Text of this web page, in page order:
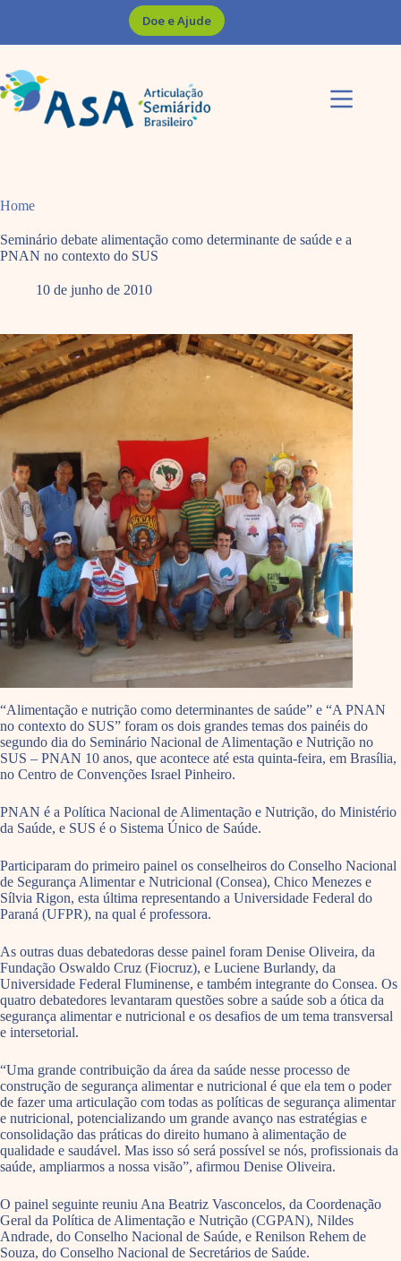
Doe e Ajude
Home
Seminário debate alimentação como determinante de saúde e a
PNAN no contexto do SUS
10 de junho de 2010
“Alimentação e nutrição como determinantes de saúde” e “A PNAN
no contexto do SUS” foram os dois grandes temas dos painéis do
segundo dia do Seminário Nacional de Alimentação e Nutrição no
SUS – PNAN 10 anos, que acontece até esta quinta-feira, em Brasília,
no Centro de Convenções Israel Pinheiro.
PNAN é a Política Nacional de Alimentação e Nutrição, do Ministério
da Saúde, e SUS é o Sistema Único de Saúde.
Participaram do primeiro painel os conselheiros do Conselho Nacional
de Segurança Alimentar e Nutricional (Consea), Chico Menezes e
Sílvia Rigon, esta última representando a Universidade Federal do
Paraná (UFPR), na qual é professora.
As outras duas debatedoras desse painel foram Denise Oliveira, da
Fundação Oswaldo Cruz (Fiocruz), e Luciene Burlandy, da
Universidade Federal Fluminense, e também integrante do Consea. Os
quatro debatedores levantaram questões sobre a saúde sob a ótica da
segurança alimentar e nutricional e os desafios de um tema transversal
e intersetorial.
“Uma grande contribuição da área da saúde nesse processo de
construção de segurança alimentar e nutricional é que ela tem o poder
de fazer uma articulação com todas as políticas de segurança alimentar
e nutricional, potencializando um grande avanço nas estratégias e
consolidação das práticas do direito humano à alimentação de
qualidade e saudável. Mas isso só será possível se nós, profissionais da
saúde, ampliarmos a nossa visão”, afirmou Denise Oliveira.
O painel seguinte reuniu Ana Beatriz Vasconcelos, da Coordenação
Geral da Política de Alimentação e Nutrição (CGPAN), Nildes
Andrade, do Conselho Nacional de Saúde, e Renilson Rehem de
Souza, do Conselho Nacional de Secretários de Saúde.